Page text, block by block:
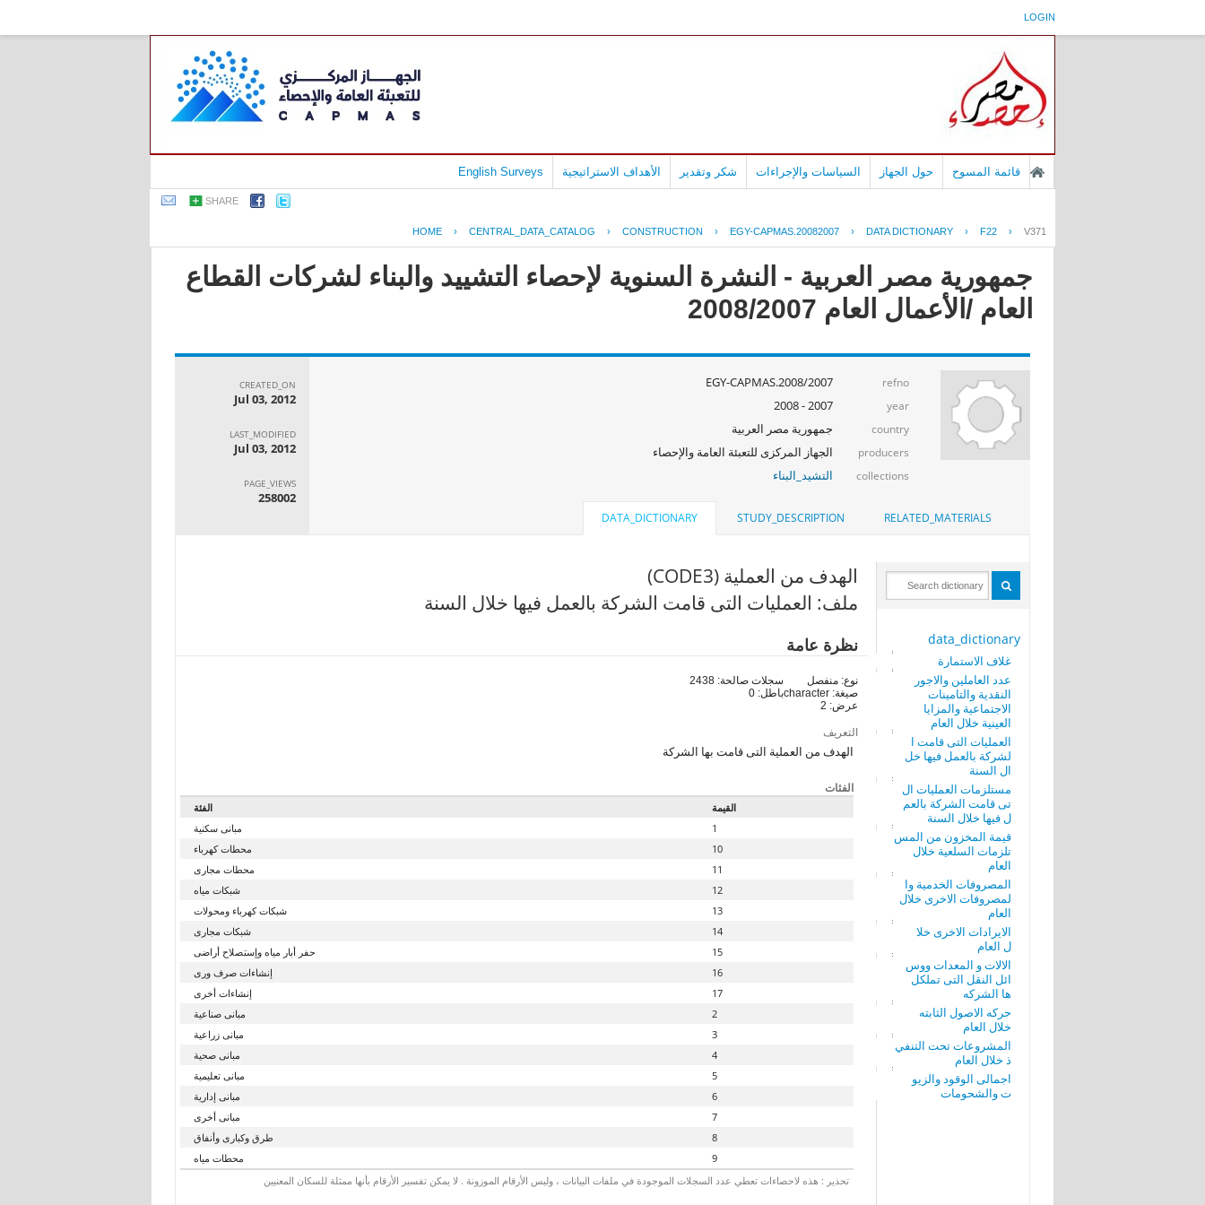
LOGIN
قائمة المسوح حول الجهاز السياسات والإجراءات شكر وتقدير الأهداف الاستراتيجية English Surveys
SHARE
HOME › CENTRAL_DATA_CATALOG › CONSTRUCTION › EGY-CAPMAS.20082007 › DATA DICTIONARY › F22 › V371
جمهورية مصر العربية - النشرة السنوية لإحصاء التشييد والبناء لشركات القطاع
العام /الأعمال العام 2008/2007
refno
EGY-CAPMAS.2008/2007
year
2007 - 2008
country جمهورية مصر العربية
producers الجهاز المركزى للتعبئة العامة والإحصاء
collections التشيد_البناء
CREATED_ON
Jul 03, 2012
LAST_MODIFIED
Jul 03, 2012
PAGE_VIEWS
258002
RELATED_MATERIALS
STUDY_DESCRIPTION
DATA_DICTIONARY
data_dictionary
غلاف الاستمارة
عدد العاملين والاجور
النقدية والتامينات
الاجتماعية والمزايا
العينية خلال العام
العمليات التى قامت ا
لشركة بالعمل فيها خل
ال السنة
مستلزمات العمليات ال
تى قامت الشركة بالعم
ل فيها خلال السنة
قيمة المخزون من المس
تلزمات السلعية خلال
العام
المصروفات الخدمية وا
لمصروفات الاخرى خلال
العام
الايرادات الاخرى خلا
ل العام
الالات و المعدات ووس
ائل النقل التى تملكل
ها الشركه
حركه الاصول الثابته
خلال العام
المشروعات تحت التنفي
ذ خلال العام
اجمالى الوقود والزيو
ت والشحومات
الهدف من العملية (CODE3)
ملف: العمليات التى قامت الشركة بالعمل فيها خلال السنة
نظرة عامة
نوع: منفصل
صيغة: character
عرض: 2
سجلات صالحة: 2438
باطل: 0
التعريف
الهدف من العملية التى قامت بها الشركة
الفئات
القيمة
الفئة
1
مبانى سكنية
10
محطات كهرباء
11
محطات مجارى
12
شبكات مياه
13
شبكات كهرباء ومحولات
14
شبكات مجارى
15
حفر أبار مياه وإستصلاح أراضى
16
إنشاءات صرف ورى
17
إنشاءات أخرى
2
مبانى صناعية
3
مبانى زراعية
4
مبانى صحية
5
مبانى تعليمية
6
مبانى إدارية
7
مبانى أخرى
8
طرق وكبارى وأنفاق
9
محطات مياه
تحذير : هذه لاحصاءات تعطي عدد السجلات الموجودة في ملفات البيانات ، وليس الأرقام الموزونة . لا يمكن تفسير الأرقام بأنها ممثلة للسكان المعنيين